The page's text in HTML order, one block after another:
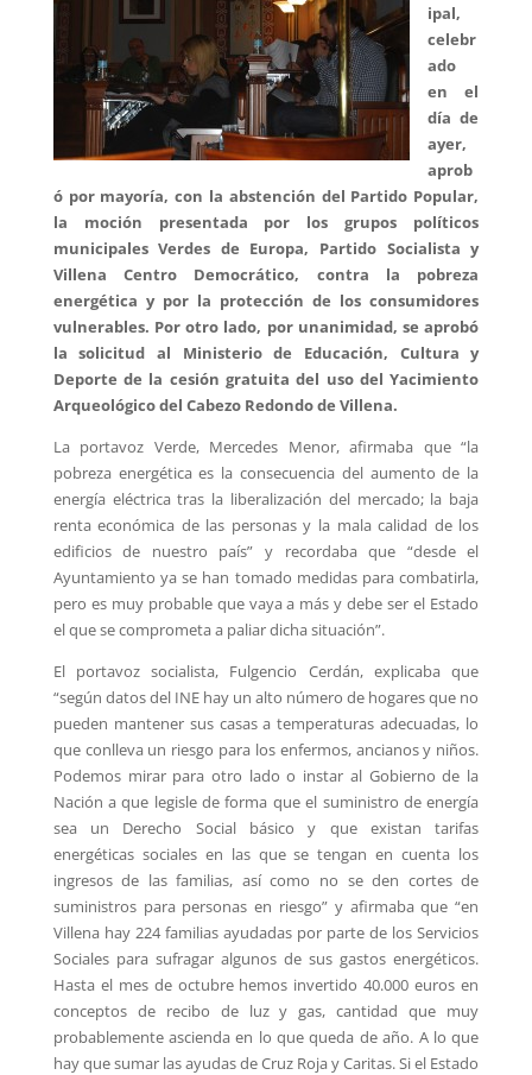
ipal,
celebr
ado
en el
día de
ayer,
aprob
ó por mayoría, con la abstención del Partido Popular,
la moción presentada por los grupos políticos
municipales Verdes de Europa, Partido Socialista y
Villena Centro Democrático, contra la pobreza
energética y por la protección de los consumidores
vulnerables. Por otro lado, por unanimidad, se aprobó
la solicitud al Ministerio de Educación, Cultura y
Deporte de la cesión gratuita del uso del Yacimiento
Arqueológico del Cabezo Redondo de Villena.
La portavoz Verde, Mercedes Menor, afirmaba que “la
pobreza energética es la consecuencia del aumento de la
energía eléctrica tras la liberalización del mercado; la baja
renta económica de las personas y la mala calidad de los
edificios de nuestro país” y recordaba que “desde el
Ayuntamiento ya se han tomado medidas para combatirla,
pero es muy probable que vaya a más y debe ser el Estado
el que se comprometa a paliar dicha situación”.
El portavoz socialista, Fulgencio Cerdán, explicaba que
“según datos del INE hay un alto número de hogares que no
pueden mantener sus casas a temperaturas adecuadas, lo
que conlleva un riesgo para los enfermos, ancianos y niños.
Podemos mirar para otro lado o instar al Gobierno de la
Nación a que legisle de forma que el suministro de energía
sea un Derecho Social básico y que existan tarifas
energéticas sociales en las que se tengan en cuenta los
ingresos de las familias, así como no se den cortes de
suministros para personas en riesgo” y afirmaba que “en
Villena hay 224 familias ayudadas por parte de los Servicios
Sociales para sufragar algunos de sus gastos energéticos.
Hasta el mes de octubre hemos invertido 40.000 euros en
conceptos de recibo de luz y gas, cantidad que muy
probablemente ascienda en lo que queda de año. A lo que
hay que sumar las ayudas de Cruz Roja y Caritas. Si el Estado